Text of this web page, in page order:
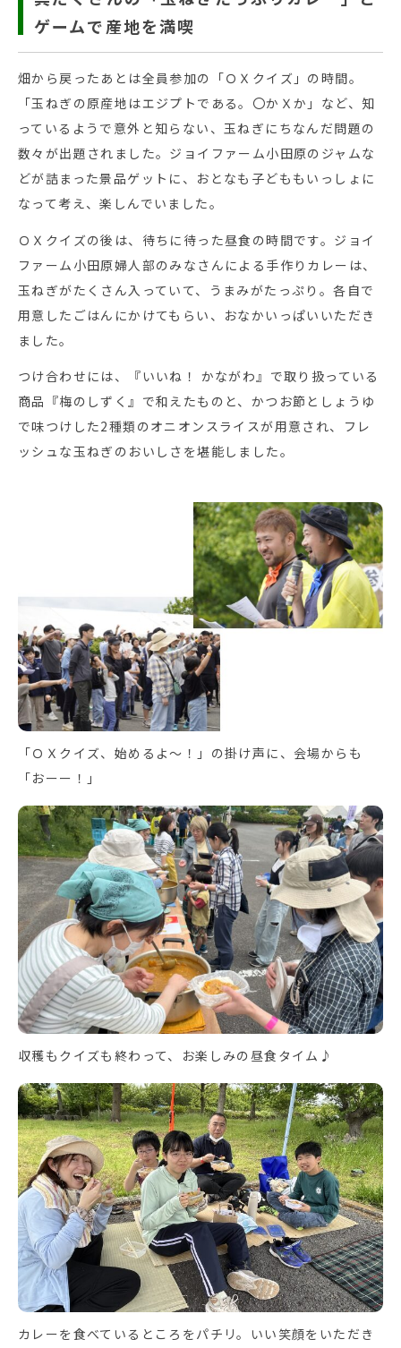
ゲームで産地を満喫
畑から戻ったあとは全員参加の「ＯＸクイズ」の時間。
「玉ねぎの原産地はエジプトである。〇かＸか」など、知
っているようで意外と知らない、玉ねぎにちなんだ問題の
数々が出題されました。ジョイファーム小田原のジャムな
どが詰まった景品ゲットに、おとなも子どももいっしょに
なって考え、楽しんでいました。
ＯＸクイズの後は、待ちに待った昼食の時間です。ジョイ
ファーム小田原婦人部のみなさんによる手作りカレーは、
玉ねぎがたくさん入っていて、うまみがたっぷり。各自で
用意したごはんにかけてもらい、おなかいっぱいいただき
ました。
つけ合わせには、『いいね！ かながわ』で取り扱っている
商品『梅のしずく』で和えたものと、かつお節としょうゆ
で味つけした2種類のオニオンスライスが用意され、フレ
ッシュな玉ねぎのおいしさを堪能しました。
「ＯＸクイズ、始めるよ～！」の掛け声に、会場からも
「おーー！」
収穫もクイズも終わって、お楽しみの昼食タイム♪
カレーを食べているところをパチリ。いい笑顔をいただき